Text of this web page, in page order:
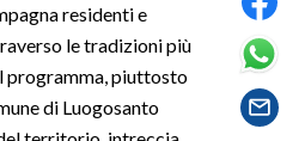
residenti e
le tradizioni più
programma, piuttosto
di Luogosanto